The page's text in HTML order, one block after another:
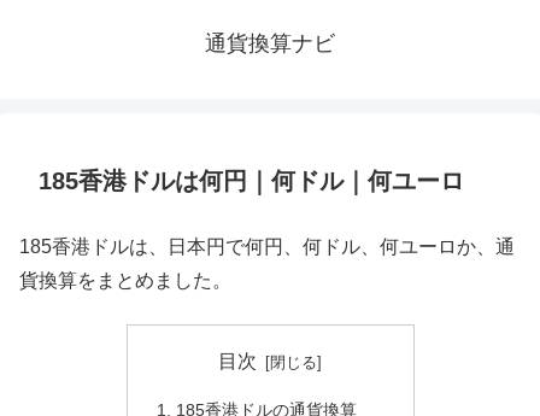
通貨換算ナビ
185香港ドルは何円｜何ドル｜何ユーロ
185香港ドルは、日本円で何円、何ドル、何ユーロか、通
貨換算をまとめました。
目次
185香港ドルの通貨換算